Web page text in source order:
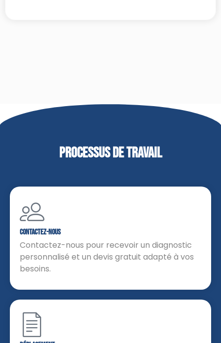
PROCESSUS DE TRAVAIL
Contactez-Nous
Contactez-nous pour recevoir un diagnostic
personnalisé et un devis gratuit adapté à vos
besoins.